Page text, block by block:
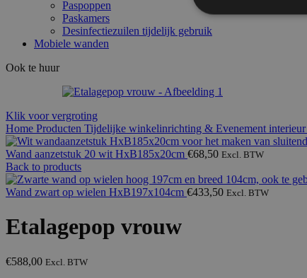
Paspoppen
Paskamers
Desinfectiezuilen tijdelijk gebruik
Mobiele wanden
Ook te huur
Klik voor vergroting
Home Producten Tijdelijke winkelinrichting & Evenement interieur
Wand aanzetstuk 20 wit HxB185x20cm €68,50 Excl. BTW
Back to products
Wand zwart op wielen HxB197x104cm €433,50 Excl. BTW
Etalagepop vrouw
€588,00 Excl. BTW